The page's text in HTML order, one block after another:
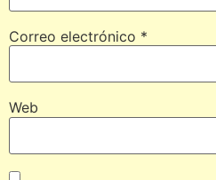
Correo electrónico *
Web